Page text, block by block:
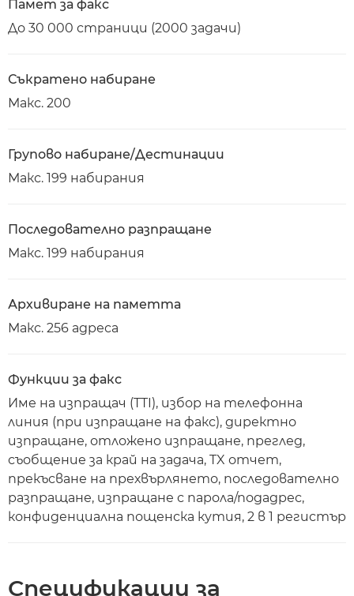
Памет за факс
До 30 000 страници (2000 задачи)
Съкратено набиране
Макс. 200
Групово набиране/Дестинации
Макс. 199 набирания
Последователно разпращане
Макс. 199 набирания
Архивиране на паметта
Макс. 256 адреса
Функции за факс
Име на изпращач (TTI), избор на телефонна
линия (при изпращане на факс), директно
изпращане, отложено изпращане, преглед,
съобщение за край на задача, TX отчет,
прекъсване на прехвърлянето, последователно
разпращане, изпращане с парола/подадрес,
конфиденциална пощенска кутия, 2 в 1 регистър
Спецификации за